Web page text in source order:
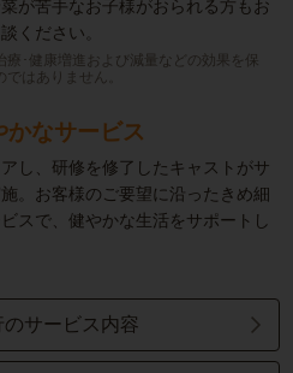
が苦手なお子様がおられる方もお
ください。
療･健康増進および減量などの効果を保
ではありません。
かなサービス
し、研修を修了したキャストがサ
。お客様のご要望に沿ったきめ細
スで、健やかな生活をサポートし
のサービス内容